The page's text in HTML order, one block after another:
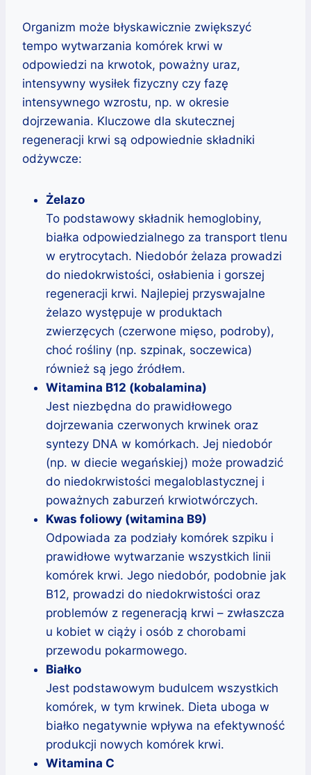
Organizm może błyskawicznie zwiększyć
tempo wytwarzania komórek krwi w
odpowiedzi na krwotok, poważny uraz,
intensywny wysiłek fizyczny czy fazę
intensywnego wzrostu, np. w okresie
dojrzewania. Kluczowe dla skutecznej
regeneracji krwi są odpowiednie składniki
odżywcze:
Żelazo
To podstawowy składnik hemoglobiny,
białka odpowiedzialnego za transport tlenu
w erytrocytach. Niedobór żelaza prowadzi
do niedokrwistości, osłabienia i gorszej
regeneracji krwi. Najlepiej przyswajalne
żelazo występuje w produktach
zwierzęcych (czerwone mięso, podroby),
choć rośliny (np. szpinak, soczewica)
również są jego źródłem.
Witamina B12 (kobalamina)
Jest niezbędna do prawidłowego
dojrzewania czerwonych krwinek oraz
syntezy DNA w komórkach. Jej niedobór
(np. w diecie wegańskiej) może prowadzić
do niedokrwistości megaloblastycznej i
poważnych zaburzeń krwiotwórczych.
Kwas foliowy (witamina B9)
Odpowiada za podziały komórek szpiku i
prawidłowe wytwarzanie wszystkich linii
komórek krwi. Jego niedobór, podobnie jak
B12, prowadzi do niedokrwistości oraz
problemów z regeneracją krwi – zwłaszcza
u kobiet w ciąży i osób z chorobami
przewodu pokarmowego.
Białko
Jest podstawowym budulcem wszystkich
komórek, w tym krwinek. Dieta uboga w
białko negatywnie wpływa na efektywność
produkcji nowych komórek krwi.
Witamina C